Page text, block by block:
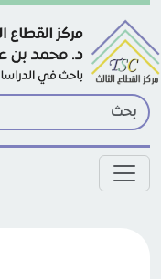
Skip to main content